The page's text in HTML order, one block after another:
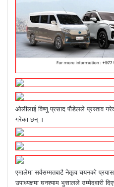
ओलीलाई विष्णु प्रसाद पौडेलले प्रस्ताव
गरेका छन् ।
एमालेमा सर्वसम्मतबाटै नेतृत्व चयनको
उपाध्यक्षमा घनश्याम भुसालले उम्मेदवारी